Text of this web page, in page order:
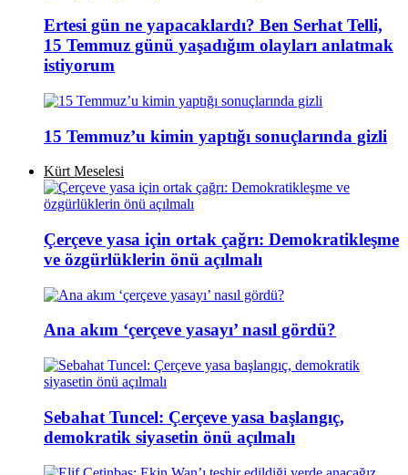
Ertesi gün ne yapacaklardı? Ben Serhat Telli,
15 Temmuz günü yaşadığım olayları anlatmak
istiyorum
15 Temmuz’u kimin yaptığı sonuçlarında gizli
Kürt Meselesi
Çerçeve yasa için ortak çağrı: Demokratikleşme
ve özgürlüklerin önü açılmalı
Ana akım ‘çerçeve yasayı’ nasıl gördü?
Sebahat Tuncel: Çerçeve yasa başlangıç,
demokratik siyasetin önü açılmalı